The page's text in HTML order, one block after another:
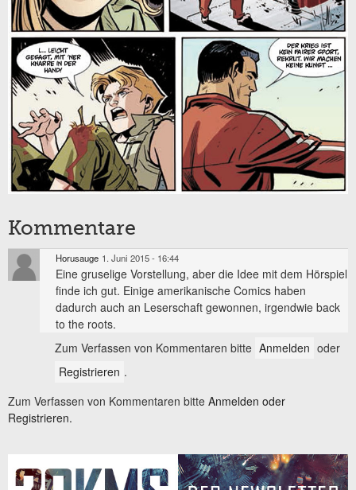
Kommentare
Horusauge 1. Juni 2015 - 16:44
Eine gruselige Vorstellung, aber die Idee mit dem Hörspiel
finde ich gut. Einige amerikanische Comics haben
dadurch auch an Leserschaft gewonnen, irgendwie back
to the roots.
Zum Verfassen von Kommentaren bitte Anmelden oder
Registrieren .
Zum Verfassen von Kommentaren bitte Anmelden oder
Registrieren.